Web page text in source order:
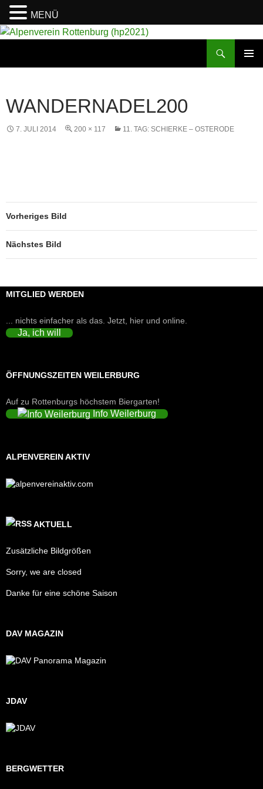
WANDERNADEL200
7. JULI 2014 200 × 117 11. TAG: SCHIERKE – OSTERODE
Vorheriges Bild
Nächstes Bild
MITGLIED WERDEN
... nichts einfacher als das. Jetzt, hier und online.
Ja, ich will
ÖFFNUNGSZEITEN WEILERBURG
Auf zu Rottenburgs höchstem Biergarten!
Info Weilerburg
ALPENVEREIN AKTIV
AKTUELL
Zusätzliche Bildgrößen
Sorry, we are closed
Danke für eine schöne Saison
DAV MAGAZIN
JDAV
BERGWETTER
MENÜ